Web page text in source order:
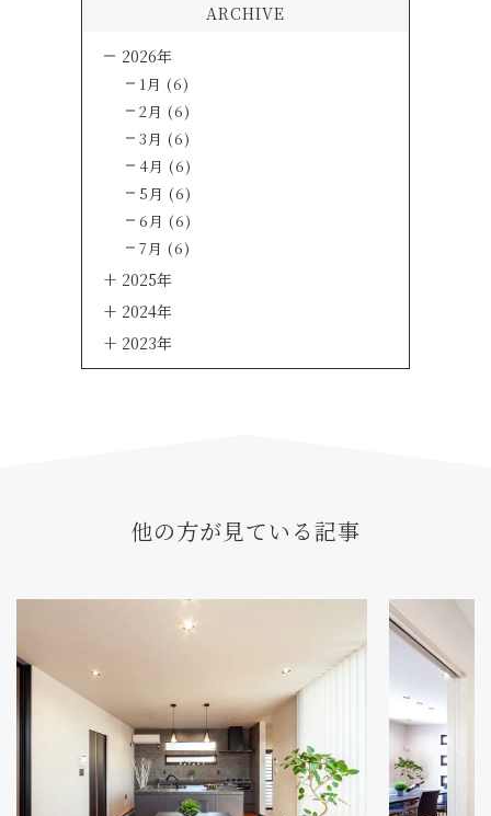
ARCHIVE
2026年
1月 (6)
2月 (6)
3月 (6)
4月 (6)
5月 (6)
6月 (6)
7月 (6)
2025年
2024年
2023年
他の方が見ている記事